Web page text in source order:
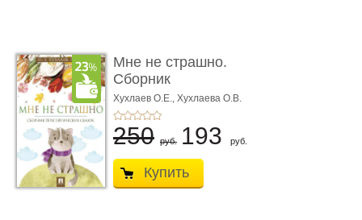
Мне не страшно.
Сборник
терапевтических
сказо� ...
Хухлаев О.Е., Хухлаева О.В.
250 руб. 193 руб.
Купить